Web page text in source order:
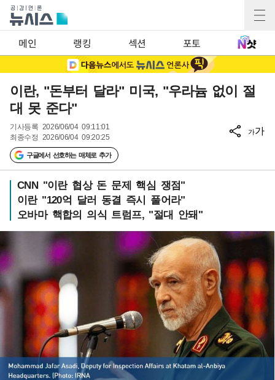
메인 랭킹 섹션 포토
이란, "돈부터 달라" 미국, "우라늄 없이 절
대 못 준다"
기사등록 2026/06/04 09:11:01
최종수정 2026/06/04 09:20:25
구글에서 선호하는 매체로 추가
가가
CNN "이란 협상 돈 문제 핵심 쟁점"
이란 "120억 달러 동결 즉시 풀어라"
오바마 핵합의 의식 트럼프, "절대 안돼"